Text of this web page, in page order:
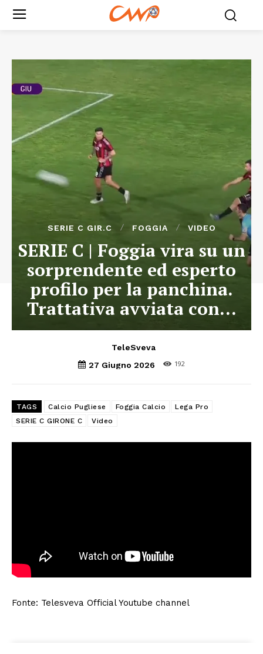
SERIE C GIR.C FOGGIA VIDEO
SERIE C | Foggia vira su un
sorprendente ed esperto
profilo per la panchina.
Trattativa avviata con…
TeleSveva
27 Giugno 2026
192
TAGS Calcio Pugliese Foggia Calcio
Lega Pro
SERIE C GIRONE C
Video
Fonte: Telesveva Official Youtube channel